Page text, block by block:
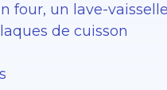
four, un lave-
de cuisson